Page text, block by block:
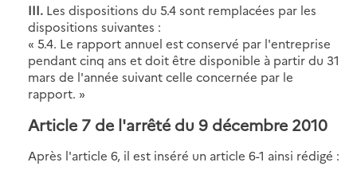
III. Les dispositions du 5.4 sont remplacées par les
dispositions suivantes :
« 5.4. Le rapport annuel est conservé par l'entreprise
pendant cinq ans et doit être disponible à partir du 31
mars de l'année suivant celle concernée par le
rapport. »
Article 7 de l'arrêté du 9 décembre 2010
Après l'article 6, il est inséré un article 6-1 ainsi rédigé :